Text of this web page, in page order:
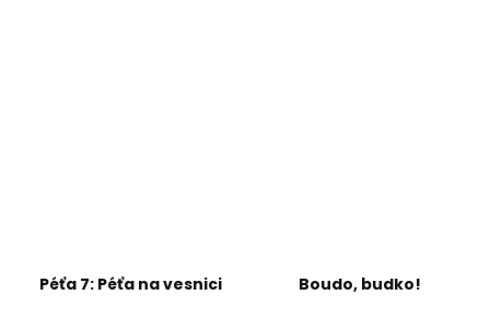
Péťa 7: Péťa na vesnici Boudo, budko!